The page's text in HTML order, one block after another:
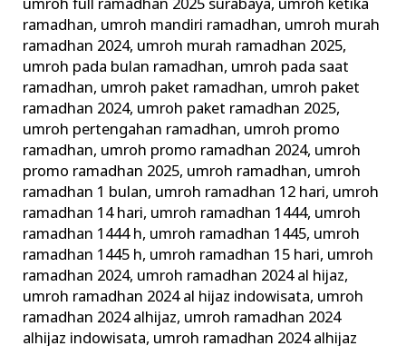
umroh full ramadhan 2025 surabaya, umroh ketika
ramadhan, umroh mandiri ramadhan, umroh murah
ramadhan 2024, umroh murah ramadhan 2025,
umroh pada bulan ramadhan, umroh pada saat
ramadhan, umroh paket ramadhan, umroh paket
ramadhan 2024, umroh paket ramadhan 2025,
umroh pertengahan ramadhan, umroh promo
ramadhan, umroh promo ramadhan 2024, umroh
promo ramadhan 2025, umroh ramadhan, umroh
ramadhan 1 bulan, umroh ramadhan 12 hari, umroh
ramadhan 14 hari, umroh ramadhan 1444, umroh
ramadhan 1444 h, umroh ramadhan 1445, umroh
ramadhan 1445 h, umroh ramadhan 15 hari, umroh
ramadhan 2024, umroh ramadhan 2024 al hijaz,
umroh ramadhan 2024 al hijaz indowisata, umroh
ramadhan 2024 alhijaz, umroh ramadhan 2024
alhijaz indowisata, umroh ramadhan 2024 alhijaz